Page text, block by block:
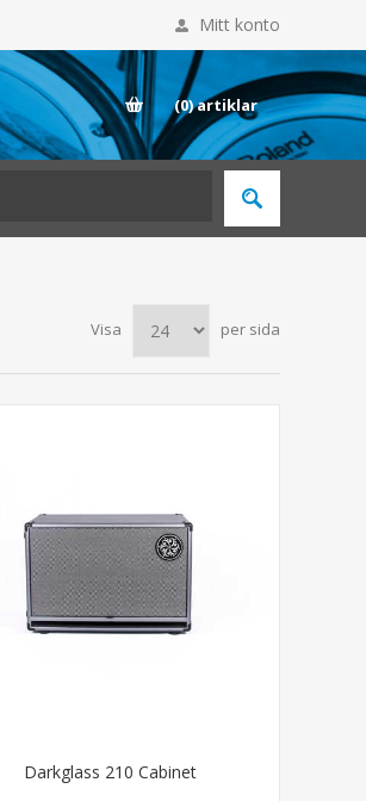
Mitt konto
(0)artiklar
Visa per sida
Darkglass 210 Cabinet